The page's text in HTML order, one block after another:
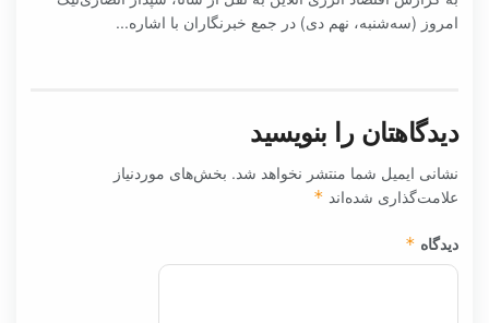
امروز (سه‌شنبه، نهم دی) در جمع خبرنگاران با اشاره...
دیدگاهتان را بنویسید
نشانی ایمیل شما منتشر نخواهد شد. بخش‌های موردنیاز
علامت‌گذاری شده‌اند *
دیدگاه *